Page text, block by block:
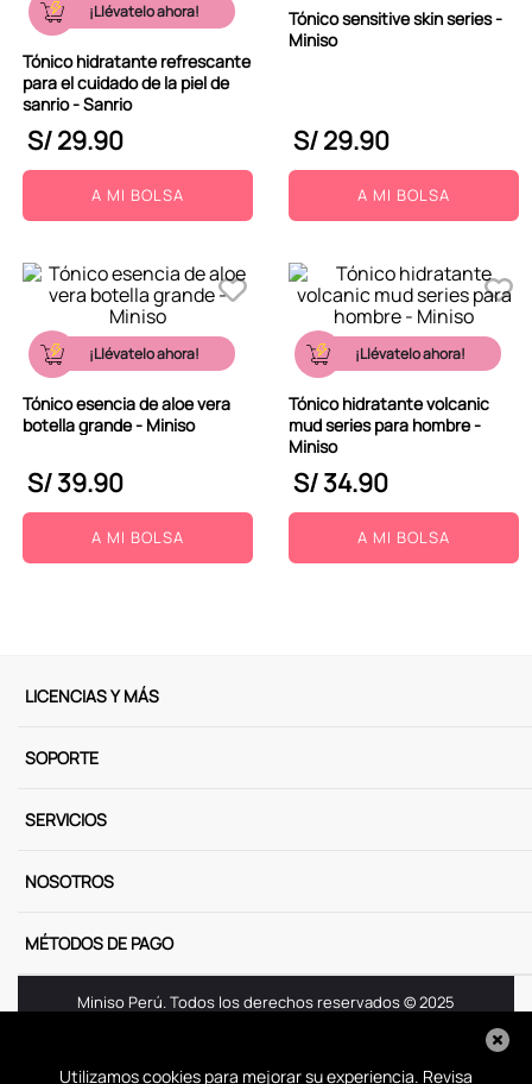
Utilizamos cookies para mejorar su experiencia. Revisa
¡Llévatelo ahora!
Tónico hidratante refrescante
para el cuidado de la piel de
sanrio - Sanrio
S/29.90
A MI BOLSA
Tónico sensitive skin series -
Miniso
S/29.90
A MI BOLSA
¡Llévatelo ahora!
Tónico esencia de aloe vera
botella grande - Miniso
S/39.90
A MI BOLSA
¡Llévatelo ahora!
Tónico hidratante volcanic
mud series para hombre -
Miniso
S/34.90
A MI BOLSA
LICENCIAS Y MÁS
SOPORTE
SERVICIOS
NOSOTROS
MÉTODOS DE PAGO
Miniso Perú. Todos los derechos reservados © 2025